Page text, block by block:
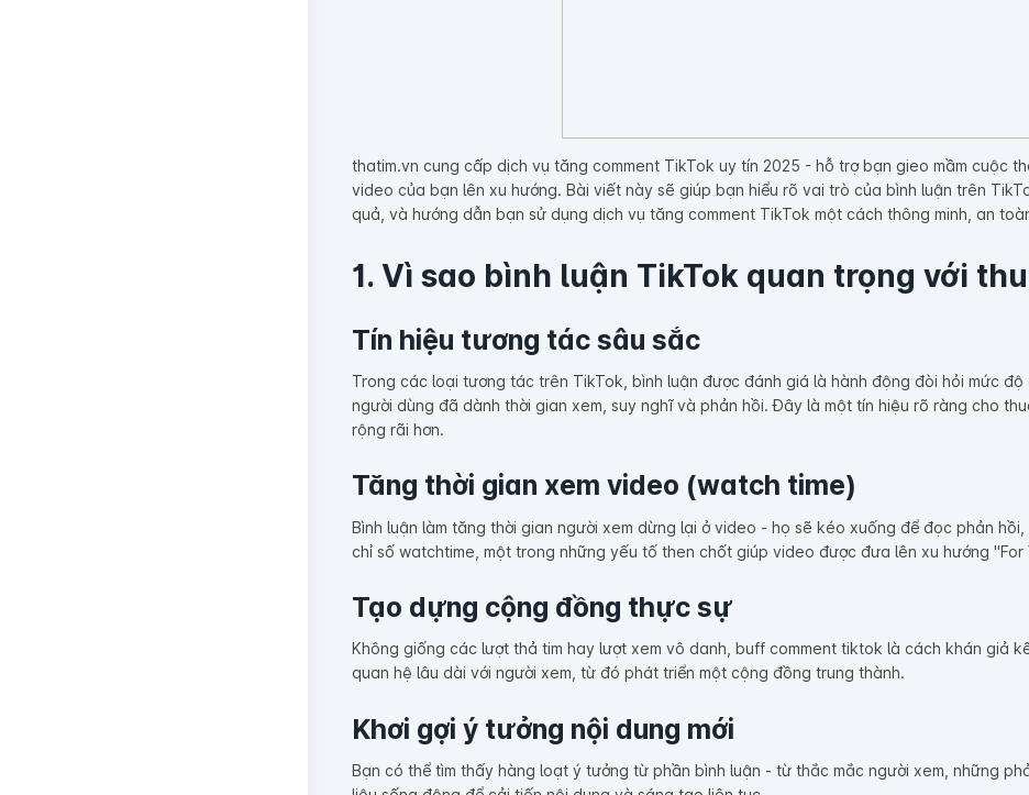
thatim.vn cung cấp dịch vụ tăng comment TikTok uy tín 2025 - hỗ trợ bạn gieo mầm cuộc
video của bạn lên xu hướng. Bài viết này sẽ giúp bạn hiểu rõ vai trò của bình luận trên
quả, và hướng dẫn bạn sử dụng dịch vụ tăng comment TikTok một cách thông minh, an
1. Vì sao bình luận TikTok quan trọng với
Tín hiệu tương tác sâu sắc
Trong các loại tương tác trên TikTok, bình luận được đánh giá là hành động đòi hỏi mức
người dùng đã dành thời gian xem, suy nghĩ và phản hồi. Đây là một tín hiệu rõ ràng cho
rộng rãi hơn.
Tăng thời gian xem video (watch time)
Bình luận làm tăng thời gian người xem dừng lại ở video - họ sẽ kéo xuống để đọc phản
chỉ số watchtime, một trong những yếu tố then chốt giúp video được đưa lên xu hướng "For
Tạo dựng cộng đồng thực sự
Không giống các lượt thả tim hay lượt xem vô danh, buff comment tiktok là cách khán giả
quan hệ lâu dài với người xem, từ đó phát triển một cộng đồng trung thành.
Khơi gợi ý tưởng nội dung mới
Bạn có thể tìm thấy hàng loạt ý tưởng từ phần bình luận - từ thắc mắc người xem, những